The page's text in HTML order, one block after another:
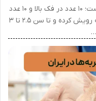
معمولاً تعداد دندان شیری انسان ۲۰ عدد است؛ ۱۰ عدد در فک بالا و ۱۰ عدد
در فک پایین که از حدود ۶ ماهگی شروع به رویش کرده و تا سن ۲.۵ تا ۳